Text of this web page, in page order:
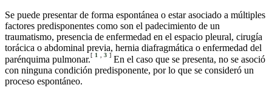
Se puede presentar de forma espontánea o estar asociado a múltiples
factores predisponentes como son el padecimiento de un
traumatismo, presencia de enfermedad en el espacio pleural, cirugía
torácica o abdominal previa, hernia diafragmática o enfermedad del
parénquima pulmonar.[ 1 , 3 ] En el caso que se presenta, no se asoció
con ninguna condición predisponente, por lo que se consideró un
proceso espontáneo.